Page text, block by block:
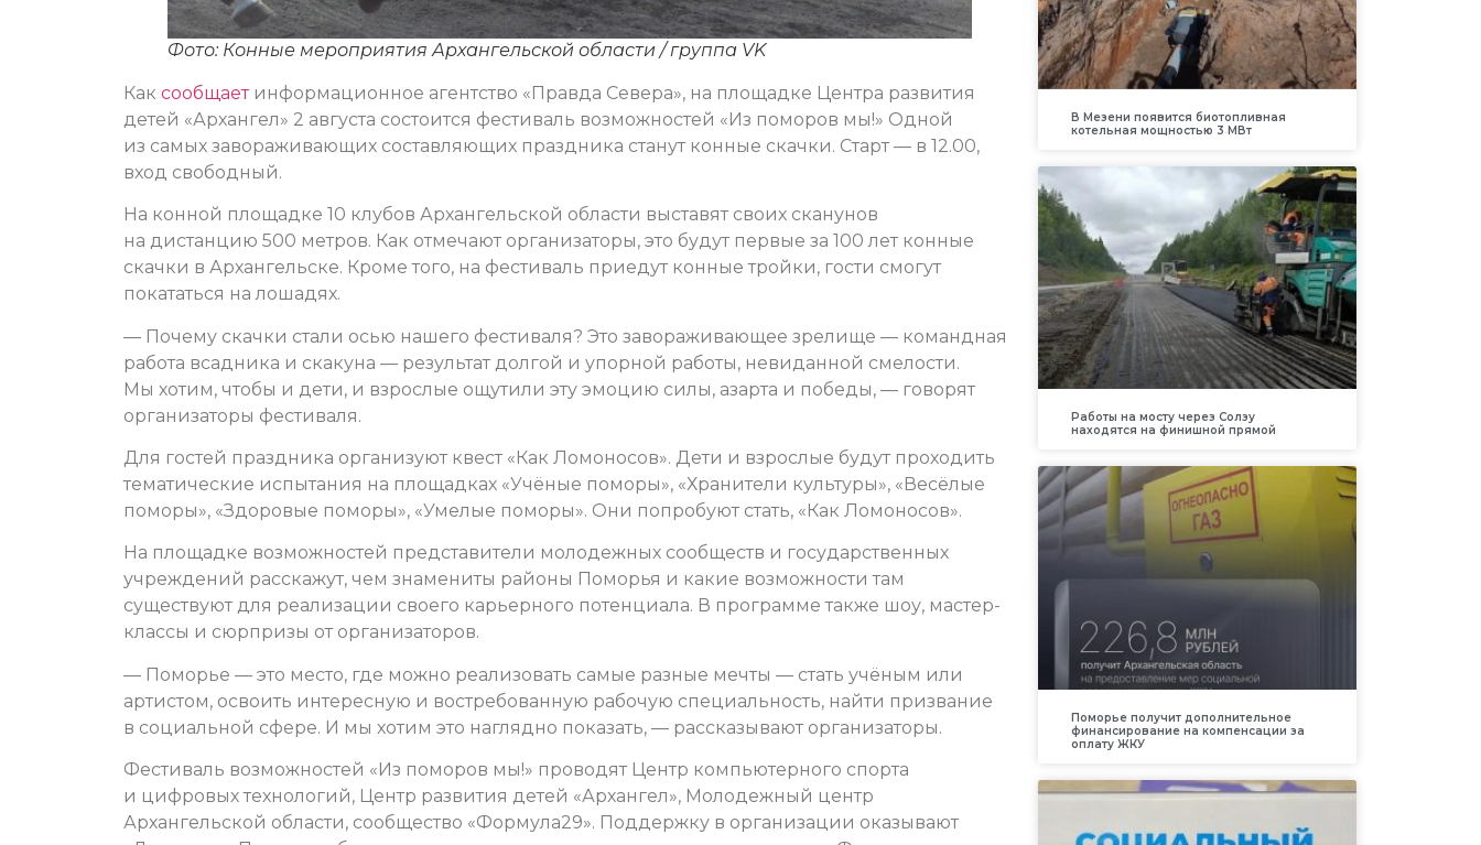
Фото: Конные мероприятия Архангельской области / группа VK
Как сообщаетинформационное агентство «Правда Севера», на площадке Центра развития
детей «Архангел» 2 августа состоится фестиваль возможностей «Из поморов мы!» Одной
из самых завораживающих составляющих праздника станут конные скачки. Старт — в 12.00,
вход свободный.
На конной площадке 10 клубов Архангельской области выставят своих сканунов
на дистанцию 500 метров. Как отмечают организаторы, это будут первые за 100 лет конные
скачки в Архангельске. Кроме того, на фестиваль приедут конные тройки, гости смогут
покататься на лошадях.
— Почему скачки стали осью нашего фестиваля? Это завораживающее зрелище — командная
работа всадника и скакуна — результат долгой и упорной работы, невиданной смелости.
Мы хотим, чтобы и дети, и взрослые ощутили эту эмоцию силы, азарта и победы, — говорят
организаторы фестиваля.
Для гостей праздника организуют квест «Как Ломоносов». Дети и взрослые будут проходить
тематические испытания на площадках «Учёные поморы», «Хранители культуры», «Весёлые
поморы», «Здоровые поморы», «Умелые поморы». Они попробуют стать, «Как Ломоносов».
На площадке возможностей представители молодежных сообществ и государственных
учреждений расскажут, чем знамениты районы Поморья и какие возможности там
существуют для реализации своего карьерного потенциала. В программе также шоу, мастер-
классы и сюрпризы от организаторов.
— Поморье — это место, где можно реализовать самые разные мечты — стать учёным или
артистом, освоить интересную и востребованную рабочую специальность, найти призвание
в социальной сфере. И мы хотим это наглядно показать, — рассказывают организаторы.
Фестиваль возможностей «Из поморов мы!» проводят Центр компьютерного спорта
и цифровых технологий, Центр развития детей «Архангел», Молодежный центр
Архангельской области, сообщество «Формула29». Поддержку в организации оказывают
В Мезени появится биотопливная
котельная мощностью 3 МВт
Работы на мосту через Солзу
находятся на финишной прямой
Поморье получит дополнительное
финансирование на компенсации за
оплату ЖКУ